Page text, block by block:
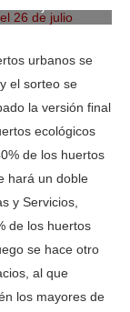
urbanos se
el sorteo se
la versión final
ecológicos
de los huertos
hará un doble
y Servicios,
de los huertos
se hace otro
al que
los mayores de